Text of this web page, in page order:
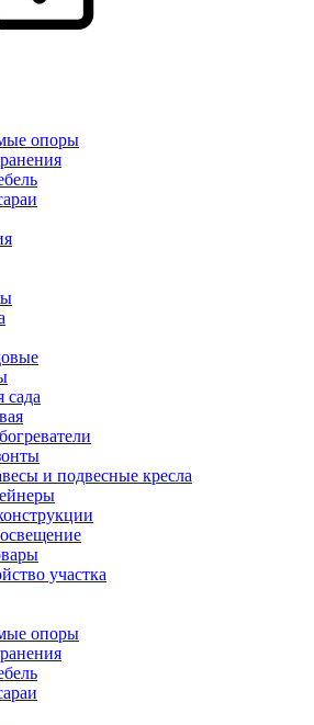
опоры
сада
и подвесные кресла
участка
опоры